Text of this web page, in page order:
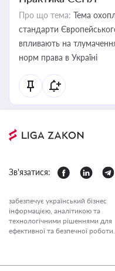
Про що тема: Тема
стандарти
впливають на
норм права в Україні
Зв'язатися:
забезпечує український бізнес
інформацією, аналітикою та
технологічними рішеннями для
ефективної та безпечної роботи.